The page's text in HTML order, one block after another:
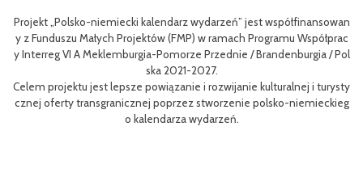
współfinansowan
Współprac
Brandenburgia / Pol
kulturalnej i turysty
polsko-niemieckieg
Celem III Polsko-Niemieckich Dni Turystyki
nie oferty turystycznej oraz ułatwienie
niej dla mieszkańców obszaru Euroregionu
w odwiedzających region.
Efektem planowanych działań jest przybliżenie
m rowerów możliwości różnych tras oraz miejsc do
aangażowanie prawdziwych rowerowych